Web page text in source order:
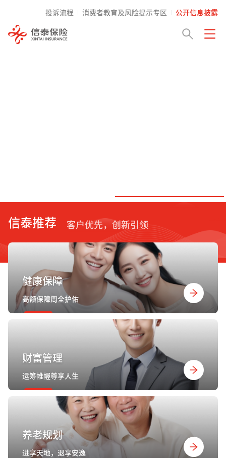
投诉流程 消费者教育及风险提示专区 公开信息披露
信泰推荐 客户优先，创新引领
健康保障
高额保障周全护佑
财富管理
运筹帷幄尊享人生
养老规划
进享天地，退享安逸